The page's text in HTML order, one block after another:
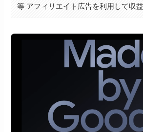
等 アフィリエイト広告を利用して収